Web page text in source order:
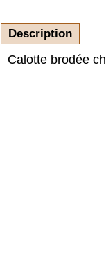
Description
Calotte brodée